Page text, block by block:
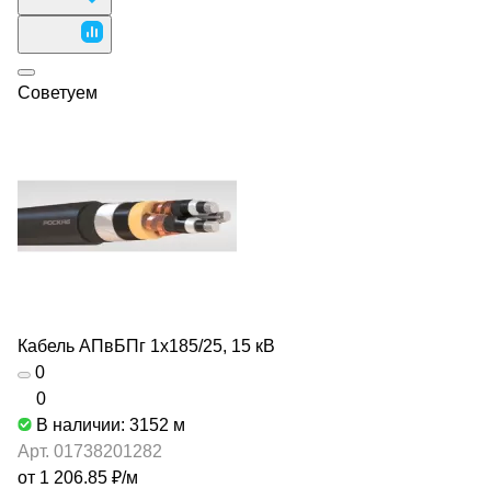
Советуем
Кабель АПвБПг 1х185/25, 15 кВ
0
0
В наличии: 3152 м
Арт. 01738201282
от 1 206.85 ₽/м